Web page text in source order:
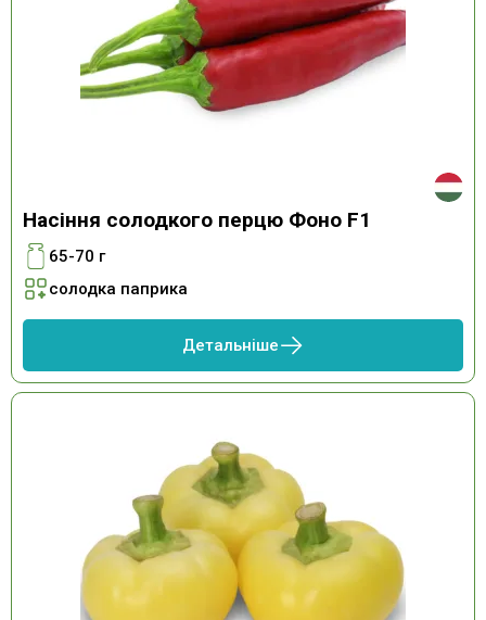
Насіння солодкого перцю Фоно F1
65-70 г
солодка паприка
Детальніше